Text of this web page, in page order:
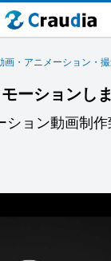
画・アニメーション・
ーションし
ション動画制作